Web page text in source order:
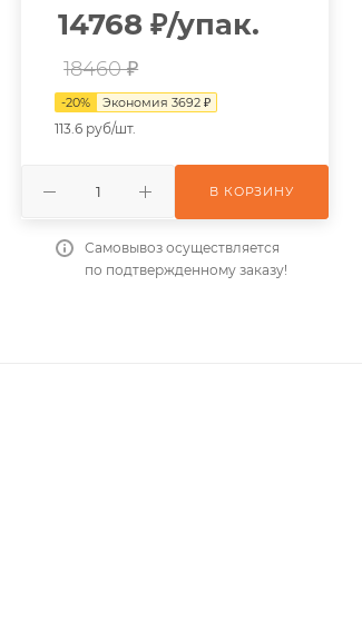
14768 ₽/упак.
18460 ₽
-20% Экономия3692 ₽
113.6 руб/шт.
В КОРЗИНУ
Самовывоз осуществляется
по подтвержденному заказу!